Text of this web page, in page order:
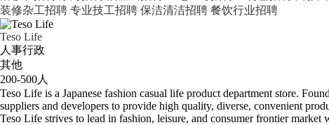
装修杂工招聘 专业技工招聘 保洁清洁招聘 餐饮行业招聘
Teso Life
人事行政
其他
200-500人
Teso Life is a Japanese fashion casual life product department store.
suppliers and developers to provide high quality, diverse, convenient
Teso Life strives to lead in fashion, leisure, and consumer frontier